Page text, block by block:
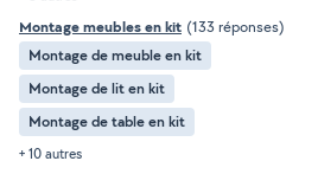
Montage meubles en kit (133 réponses)
Montage de meuble en kit
Montage de lit en kit
Montage de table en kit
+ 10 autres